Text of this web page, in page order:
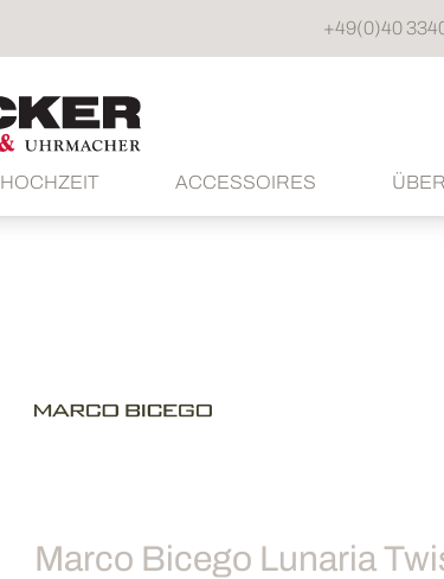
+49(0)40
HOCHZEIT ACCESSOIRES
Marco Bicego Lunaria